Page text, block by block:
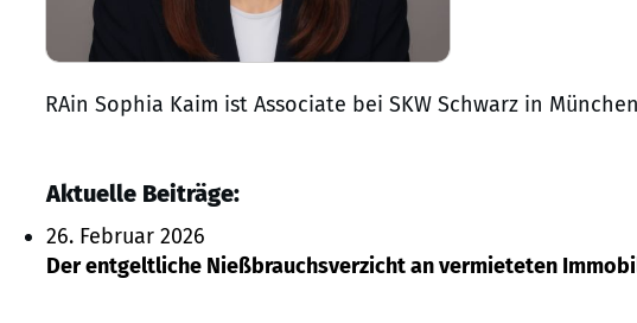
RAin Sophia Kaim ist Associate bei SKW Schwarz in
Aktuelle Beiträge:
26. Februar 2026
Der entgeltliche Nießbrauchsverzicht an vermieteten